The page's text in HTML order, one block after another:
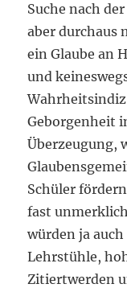
Suche nach
aber durchaus
ein Glaube an
und
Geborgenheit
Überzeugung,
Schüler
fast
würden ja
Lehrstühle,
Zitiertwerden